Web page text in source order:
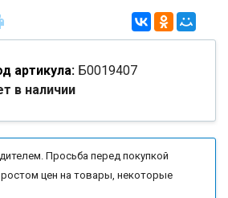
артикула: Б0019407
в наличии
Просьба перед покупкой
цен на товары, некоторые